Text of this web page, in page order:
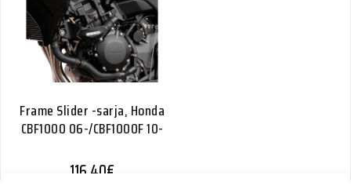
Frame Slider -sarja, Honda
CBF1000 06-/CBF1000F 10-
116,40€